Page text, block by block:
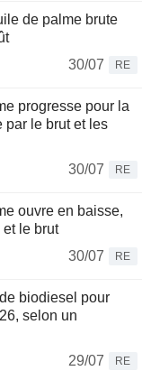
de palme brute
30/07
RE
progresse pour la
par le brut et les
30/07
RE
ouvre en baisse,
le brut
30/07
RE
biodiesel pour
selon un
29/07
RE